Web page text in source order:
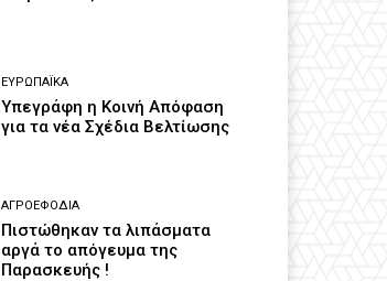
ΕΥΡΩΠΑΪΚΆ
Υπεγράφη η Κοινή Απόφαση
για τα νέα Σχέδια Βελτίωσης
ΑΓΡΟΕΦΌΔΙΑ
Πιστώθηκαν τα λιπάσματα
αργά το απόγευμα της
Παρασκευής !